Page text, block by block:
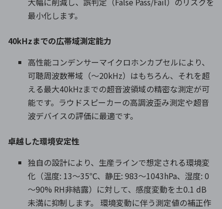
最小化します。
40kHzまでの広帯域測定能力
高性能コンデンサーマイクロホンカプセルにより、
可聴周波数帯域（～20kHz）はもちろん、それを超
える最大40kHzまでの超音波領域の精密な測定が可
能です。ラウドスピーカーの高調波歪み測定や超音
波デバイスの評価に最適です。
卓越した環境安定性
独自の設計により、生産ラインで想定される環境変
化（温度: 13～35℃、静圧: 983～1043hPa、湿度: 0
～90% RH非結露）に対して、感度変動を±0.1 dB
未満に抑制します。 環境変動に伴う測定値の補正作